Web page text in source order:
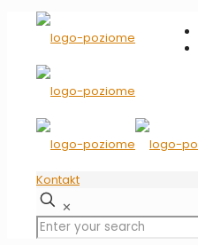
Kontakt
✕